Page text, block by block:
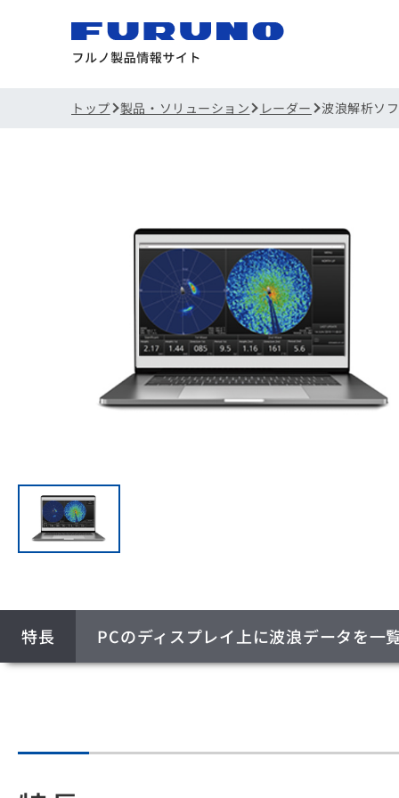
トップ 製品・ソリューション レーダー 波浪解析ソ
特長 PCのディスプレイ上に波浪データを一